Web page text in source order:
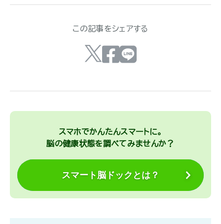
この記事をシェアする
スマホでかんたんスマートに。
脳の健康状態を調べてみませんか？
スマート脳ドックとは？